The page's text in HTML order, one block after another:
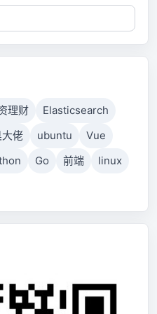
理财
Elasticsearch
大佬 ubuntu
Vue
Go 前端
linux